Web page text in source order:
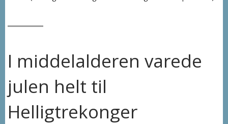
I middelalderen varede
julen helt til
Helligtrekonger